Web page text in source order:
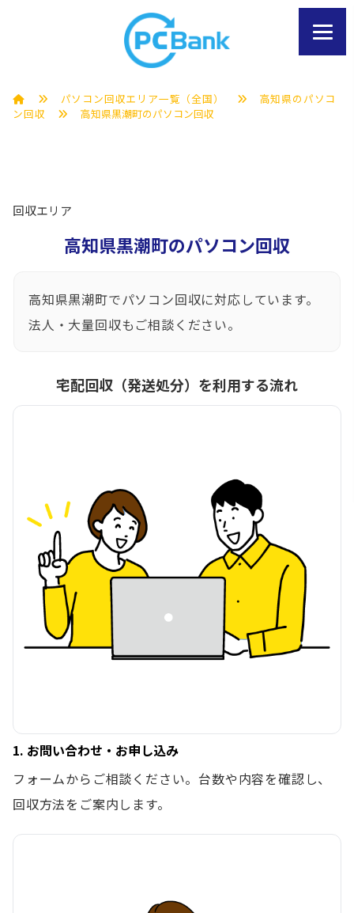
パソコン回収エリア一覧（全国）
高知県のパソコ
ン回収
高知県黒潮町のパソコン回収
回収エリア
高知県黒潮町のパソコン回収
高知県黒潮町でパソコン回収に対応しています。
法人・大量回収もご相談ください。
宅配回収（発送処分）を利用する流れ
1. お問い合わせ・お申し込み
フォームからご相談ください。台数や内容を確認し、
回収方法をご案内します。